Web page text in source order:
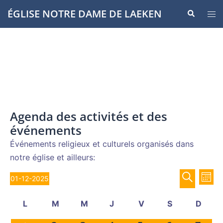
Aller
auÉGLISE NOTRE DAME DE LAEKEN
le
Agenda des activités et des
événements
Événements religieux et culturels organisés dans
notre église et ailleurs:
Évènements
et
de
de
MOIS
01-12-2025
date.
Calendrier
de
L
lundi
M
mardi
M
mercredi
J
jeudi
V
vendredi
S
samedi
D